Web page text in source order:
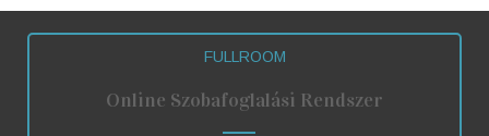
FULLROOM
Online Szobafoglalási Rendszer